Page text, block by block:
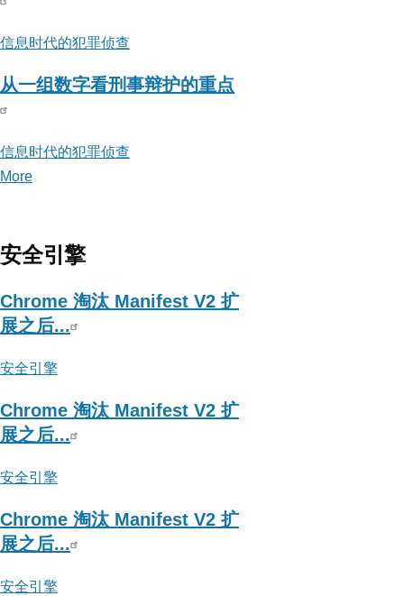
信息时代的犯罪侦查
从一组数字看刑事辩护的重点
信息时代的犯罪侦查
More
息
代
的
罪
查
安全引擎
Chrome 淘汰 Manifest V2 扩
展之后...
安全引擎
Chrome 淘汰 Manifest V2 扩
展之后...
安全引擎
Chrome 淘汰 Manifest V2 扩
展之后...
安全引擎